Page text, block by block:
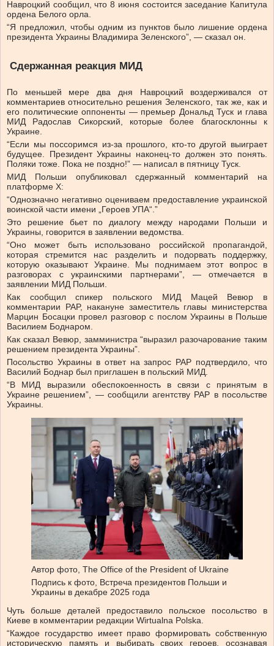
Навроцкий сообщил, что 8 июня состоится заседание Капитула
ордена Белого орла.
“Я предложил, чтобы одним из пунктов было лишение ордена
президента Украины Владимира Зеленского”, — сказал он.
Сдержанная реакция МИД
По меньшей мере два дня Навроцкий воздерживался от
комментариев относительно решения Зеленского, так же, как и
его политические оппоненты — премьер Дональд Туск и глава
МИД Радослав Сикорский, которые более благосклонны к
Украине.
“Если мы поссоримся из-за прошлого, кто-то другой выиграет
будущее. Президент Украины наконец-то должен это понять.
Поляки тоже. Пока не поздно!” — написал в пятницу Туск.
МИД Польши опубликовал сдержанный комментарий на
платформе X:
“Однозначно негативно оцениваем предоставление украинской
воинской части имени „Героев УПА“.”
Это решение бьет по диалогу между народами Польши и
Украины, говорится в заявлении ведомства.
“Оно может быть использовано российской пропагандой,
которая стремится нас разделить и подорвать поддержку,
которую оказывают Украине. Мы поднимаем этот вопрос в
разговорах с украинскими партнерами”, — отмечается в
заявлении МИД Польши.
Как сообщил спикер польского МИД Мацей Вевюр в
комментарии PAP, накануне заместитель главы министерства
Марцин Босацки провел разговор с послом Украины в Польше
Василием Боднаром.
Как сказал Вевюр, замминистра “выразил разочарование таким
решением президента Украины”.
Посольство Украины в ответ на запрос PAP подтвердило, что
Василий Боднар был приглашен в польский МИД.
“В МИД выразили обеспокоенность в связи с принятым в
Украине решением”, — сообщили агентству PAP в посольстве
Украины.
Автор фото, The Office of the President of Ukraine
Подпись к фото, Встреча президентов Польши и
Украины в декабре 2025 года
Чуть больше деталей предоставило польское посольство в
Киеве в комментарии редакции Wirtualna Polska.
“Каждое государство имеет право формировать собственную
историческую память и выбирать своих героев, осознавая